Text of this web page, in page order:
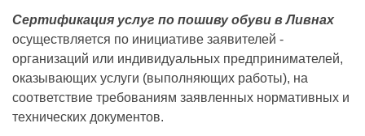
Сертификация услуг по пошиву обуви в Ливнах
осуществляется по инициативе заявителей -
организаций или индивидуальных предпринимателей,
оказывающих услуги (выполняющих работы), на
соответствие требованиям заявленных нормативных и
технических документов.